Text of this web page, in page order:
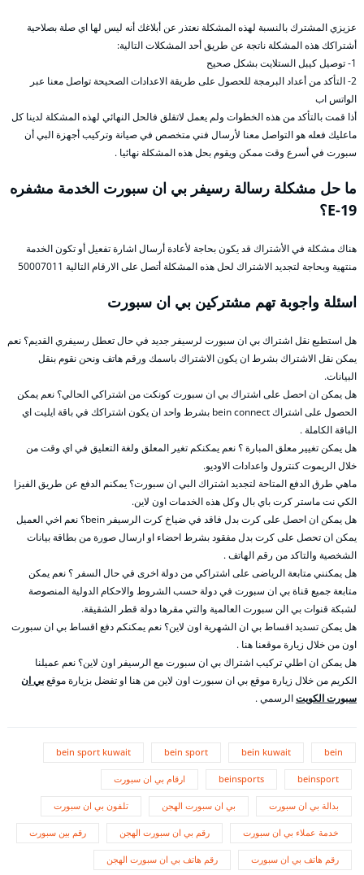
عزيزي المشترك بالنسبة لهذه المشكلة نعتذر عن أبلاغك أنه ليس لها اي صلة بصلاحية
أشتراكك هذه المشكلة ناتجة عن طريق أحد المشكلات التالية:
1- توصيل كيبل الستلايت بشكل صحيح
2- التأكد من أعداد البرمجة للحصول على طريقة الاعدادات الصحيحة تواصل معنا عبر
الواتس اب
أذا قمت بالتأكد من هذه الخطوات ولم يعمل لاتقلق فالحل النهائي لهذه المشكلة لدينا كل
ماعليك فعله هو التواصل معنا لأرسال فني متخصص في صيانة وتركيب أجهزة البي أن
سبورت في أسرع وقت ممكن ويقوم بحل هذه المشكلة نهائيا .
ما حل مشكلة رسالة رسيفر بي ان سبورت الخدمة مشفره
E-19؟
هناك مشكلة في الأشتراك قد يكون بحاجة لأعادة أرسال اشارة تفعيل أو تكون الخدمة
منتهية وبحاجة لتجديد الاشتراك لحل هذه المشكلة أتصل على الارقام التالية 50007011
اسئلة واجوبة تهم مشتركين بي ان سبورت
هل استطيع نقل اشتراك بي ان سبورت لرسيفر جديد في حال تعطل رسيفري القديم؟ نعم
يمكن نقل الاشتراك بشرط ان يكون الاشتراك باسمك ورقم هاتف ونحن نقوم بنقل
البيانات.
هل يمكن ان احصل على اشتراك بي ان سبورت كونكت من اشتراكي الحالي؟ نعم يمكن
الحصول على اشتراك bein connect بشرط واحد ان يكون اشتراكك في باقة ايليت اي
الباقة الكاملة .
هل يمكن تغيير معلق المبارة ؟ نعم يمكنكم تغير المعلق ولغة التعليق في اي وقت من
خلال الريموت كنترول واعدادات الاوديو.
ماهي طرق الدفع المتاحة لتجديد اشتراك البي ان سبورت؟ يمكنم الدفع عن طريق الفيزا
الكي نت ماستر كرت باي بال وكل هذه الخدمات اون لاين.
هل يمكن ان احصل على كرت بدل فاقد في ضياخ كرت الرسيفر bein؟ نعم اخي العميل
يمكن ان تحصل على كرت بدل مفقود بشرط احضاء او ارسال صورة من بطاقة بيانات
الشخصية والتاكد من رقم الهاتف .
هل يمكنني متابعة الرياضى على اشتراكي من دولة اخرى في حال السفر ؟ نعم يمكن
متابعة جميع قناة بي ان سبورت في دولة حسب الشروط والاحكام الدولية المنصوصة
لشبكة قنوات بي الن سبورت العالمية والتي مقرها دولة قطر الشقيقة.
هل يمكن تسديد اقساط بي ان الشهرية اون لاين؟ نعم يمكنكم دفع اقساط بي ان سبورت
اون من خلال زيارة موقعنا هنا .
هل يمكن ان اطلي تركيب اشتراك بي ان سبورت مع الرسيفر اون لاين؟ نعم عميلنا
الكريم من خلال زيارة موقع بي ان سبورت اون لاين من هنا او تفضل بزيارة موقعبي ان
سبورت الكويتالرسمي .
bein
bein kuwait
bein sport
bein sport kuwait
beinsport
beinsports ارقام بي ان سبورت
بدالة بي ان سبورت بي ان سبورت الهجن تلفون بي ان سبورت
خدمة عملاء بي ان سبورت رقم بي ان سبورت الهجن رقم بين سبورت
رقم هاتف بي ان سبورت رقم هاتف بي ان سبورت الهجن